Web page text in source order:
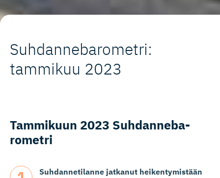
Suhdanneba­ro­metri:
tammikuu 2023
Tammikuun 2023 Suhdanneba­
rometri
Suhdannetilanne jatkanut heikentymistään